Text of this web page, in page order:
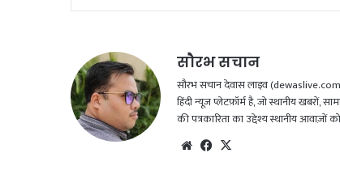
सौरभ सचान
सौरभ सचान देवास लाइव
हिंदी न्यूज़ प्लेटफ़ॉर्म है, जो स्थानीय खबरों,
की पत्रकारिता का उद्देश्य स्थानीय
WebsiteFacebook